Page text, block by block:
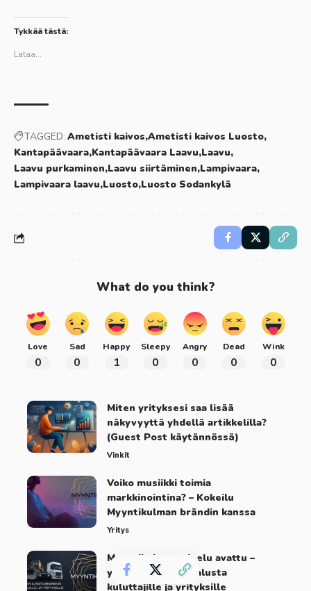
Tykkää tästä:
Lataa...
TAGGED: Ametisti kaivos Ametisti kaivos Luosto
Kantapäävaara Kantapäävaara Laavu Laavu
Laavu purkaminen Laavu siirtäminen Lampivaara
Lampivaara laavu Luosto Luosto Sodankylä
What do you think?
Love
0
Sad
0
Happy
1
Sleepy
0
Angry
0
Dead
0
Wink
0
Miten yrityksesi saa lisää
näkyvyyttä yhdellä artikkelilla?
(Guest Post käytännössä)
Vinkit
Voiko musiikki toimia
markkinointina? – Kokeilu
Myyntikulman brändin kanssa
Yritys
Myyntikulma-palvelu avattu –
yrittäjälähtöinen alusta
kuluttajille ja yrityksille